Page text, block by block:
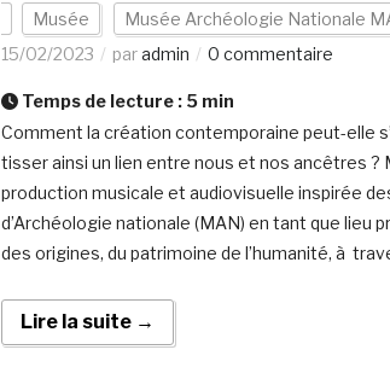
Musée Musée Archéologie Nationale
15/02/2023
paradmin 0 commentaire
Temps de lecture : 5 min
Comment la création contemporaine peut-elle
tisser ainsi un lien entre nous et nos ancêtres ?
production musicale et audiovisuelle inspirée
d’Archéologie nationale (MAN) en tant que lieu
des origines, du patrimoine de l’humanité, à
Lire la suite →